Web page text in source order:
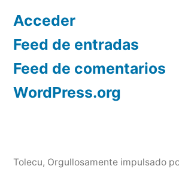
Acceder
Feed de entradas
Feed de comentarios
WordPress.org
Tolecu, Orgullosamente impulsado